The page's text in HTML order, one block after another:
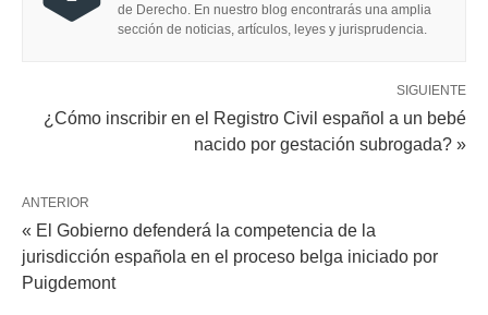
de Derecho. En nuestro blog encontrarás una amplia
sección de noticias, artículos, leyes y jurisprudencia.
SIGUIENTE
¿Cómo inscribir en el Registro Civil español a un bebé
nacido por gestación subrogada? »
ANTERIOR
« El Gobierno defenderá la competencia de la
jurisdicción española en el proceso belga iniciado por
Puigdemont